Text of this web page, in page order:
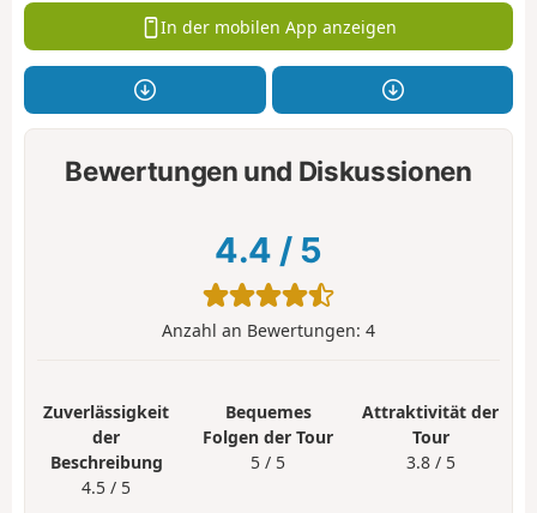
In der mobilen App anzeigen
Bewertungen und Diskussionen
4.4 / 5
Anzahl an Bewertungen: 4
Zuverlässigkeit
der
Beschreibung
4.5 / 5
Bequemes
Folgen der Tour
5 / 5
Attraktivität der
Tour
3.8 / 5